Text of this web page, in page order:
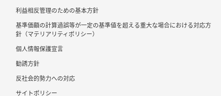
利益相反管理のための基本方針
基準価額の計算過誤等が一定の基準値を超える重大な場合における対応方
針（マテリアリティポリシー）
個人情報保護宣言
勧誘方針
反社会的勢力への対応
サイトポリシー